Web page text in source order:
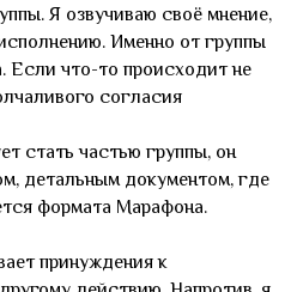
Я озвучиваю своё мнение,
Именно от группы
Если что-то происходит не
согласия
стать частью группы, он
детальным документом, где
формата Марафона.
принуждения к